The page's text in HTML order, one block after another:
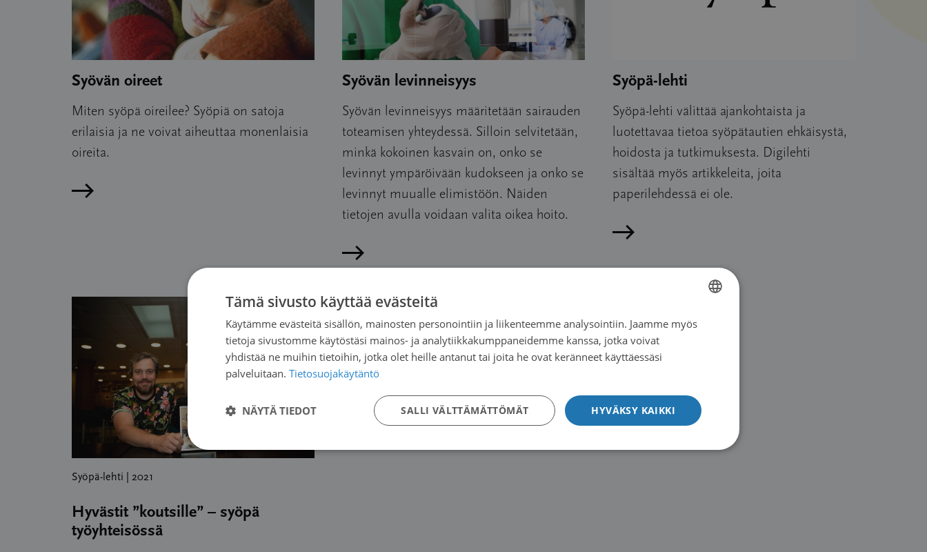
Syövän oireet
Miten syöpä oireilee? Syöpiä on satoja
erilaisia ja ne voivat aiheuttaa monenlaisia
oireita.
Lue artikkeli
Syövän levinneisyys
Syövän levinneisyys määritetään sairauden
toteamisen yhteydessä. Silloin selvitetään,
minkä kokoinen kasvain on, onko se
levinnyt ympäröivään kudokseen ja onko se
levinnyt muualle elimistöön. Näiden
tietojen avulla voidaan valita oikea hoito.
Lue artikkeli
Syöpä-lehti
Syöpä-lehti välittää ajankohtaista ja
luotettavaa tietoa syöpätautien ehkäisystä,
hoidosta ja tutkimuksesta. Digilehti
sisältää myös artikkeleita, joita
paperilehdessä ei ole.
Lue artikkeli
Syöpä-lehti | 2021
Hyvästit ”koutsille” – syöpä
työyhteisössä
Artikkelien
sivutus
« 1 … 5 6 7
FINNISH
Tämä sivusto käyttää evästeitä
Käytämme evästeitä sisällön, mainosten personointiin ja liikenteemme analysointiin. Jaamme myös
tietoja sivustomme käytöstäsi mainos- ja analytiikkakumppaneidemme kanssa, jotka voivat
yhdistää ne muihin tietoihin, jotka olet heille antanut tai joita he ovat keränneet käyttäessäsi
palveluitaan. Tietosuojakäytäntö
HYVÄKSY KAIKKI
SALLI VÄLTTÄMÄTTÖMÄT
NÄYTÄ TIEDOT